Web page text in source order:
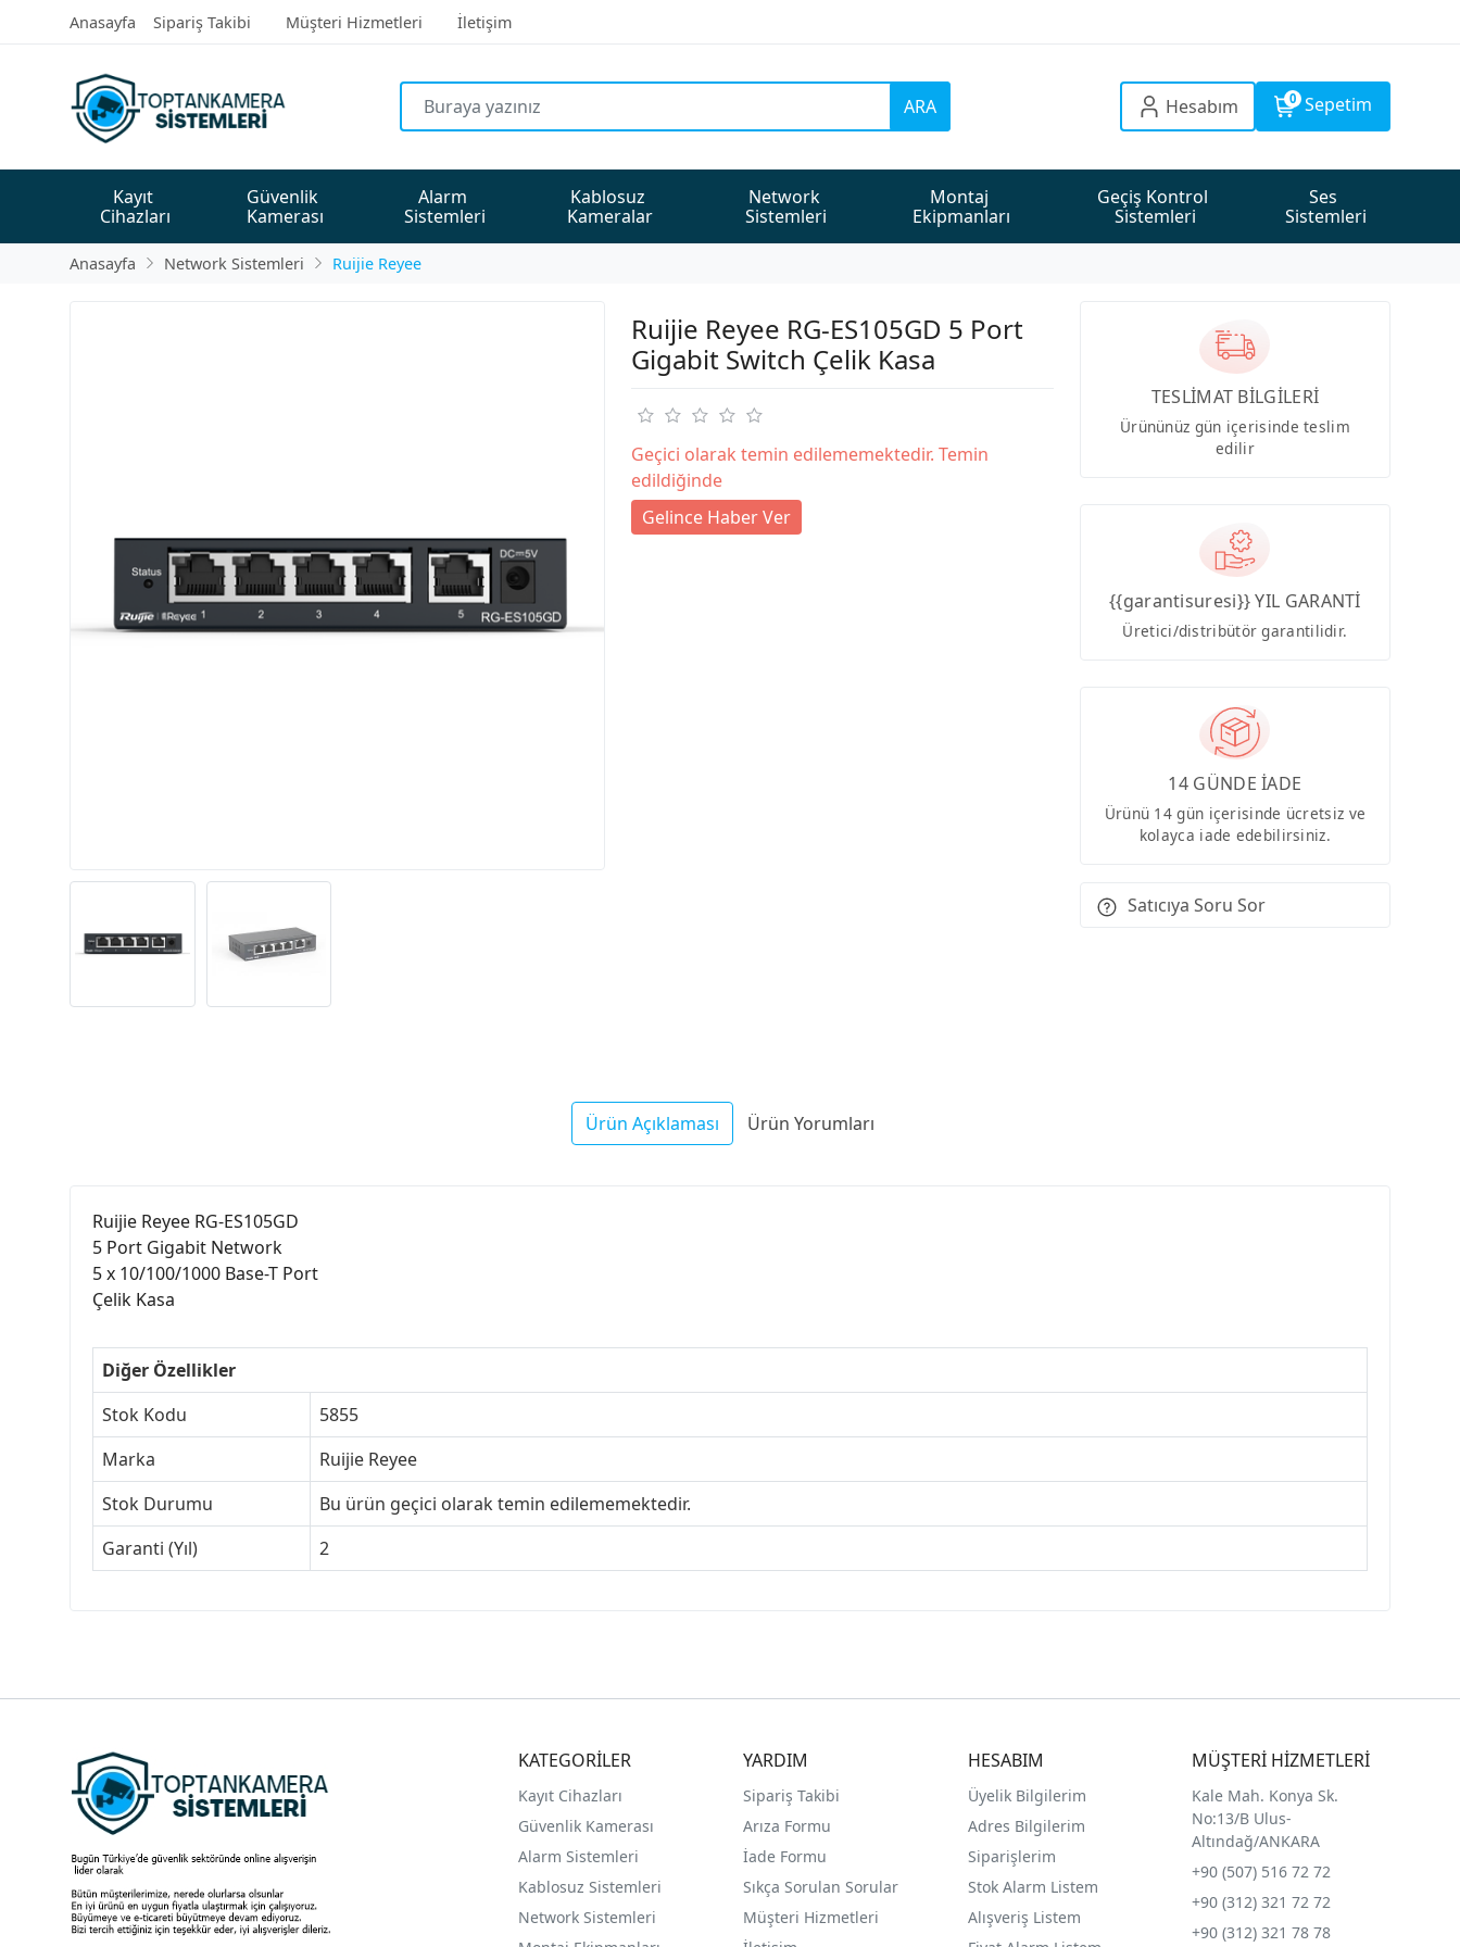
Anasayfa Sipariş Takibi Müşteri Hizmetleri İletişim
ARA Hesabım 0 Sepetim
Kayıt
Cihazları
Güvenlik
Kamerası
Alarm
Sistemleri
Kablosuz
Kameralar
Network
Sistemleri
Montaj
Ekipmanları
Geçiş Kontrol
Sistemleri
Ses
Sistemleri
Anasayfa Network Sistemleri Ruijie Reyee
Ruijie Reyee RG-ES105GD 5 Port
Gigabit Switch Çelik Kasa
Geçici olarak temin edilememektedir. Temin
edildiğinde
Gelince Haber Ver
TESLİMAT BİLGİLERİ
Ürününüz gün içerisinde teslim
edilir
{{garantisuresi}} YIL GARANTİ
Üretici/distribütör garantilidir.
14 GÜNDE İADE
Ürünü 14 gün içerisinde ücretsiz ve
kolayca iade edebilirsiniz.
Satıcıya Soru Sor
Ürün Açıklaması Ürün Yorumları
Ruijie Reyee RG-ES105GD
5 Port Gigabit Network
5 x 10/100/1000 Base-T Port
Çelik Kasa
Diğer Özellikler
Stok Kodu
5855
Marka
Ruijie Reyee
Stok Durumu
Bu ürün geçici olarak temin edilememektedir.
Garanti (Yıl)
2
KATEGORİLER
Kayıt Cihazları
Güvenlik Kamerası
Alarm Sistemleri
Kablosuz Sistemleri
Network Sistemleri
YARDIM
Sipariş Takibi
Arıza Formu
İade Formu
Sıkça Sorulan Sorular
Müşteri Hizmetleri
HESABIM
Üyelik Bilgilerim
Adres Bilgilerim
Siparişlerim
Stok Alarm Listem
Alışveriş Listem
MÜŞTERİ HİZMETLERİ
Kale Mah. Konya Sk.
No:13/B Ulus-
Altındağ/ANKARA
+90 (507) 516 72 72
+90 (312) 321 72 72
+90 (312) 321 78 78